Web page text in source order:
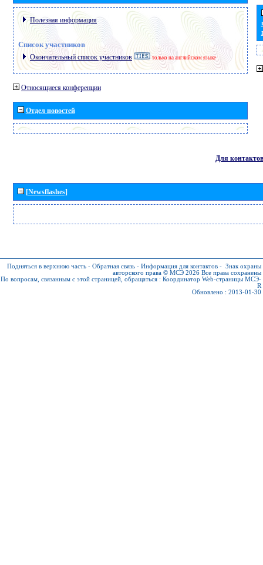
Полезная информация
Список участников
Окончательный список участников только на английском языке
Относящиеся конференции
Отдел новостей
Для контактов
[Newsflashes]
Подняться в верхнюю часть - Обратная связь - Информация для контактов - Знак охраны
авторского права © МСЭ 2026 Все права сохранены
По вопросам, связанным с этой страницей, обращаться : Координатор Web-страницы МСЭ-
R
Обновлено : 2013-01-30